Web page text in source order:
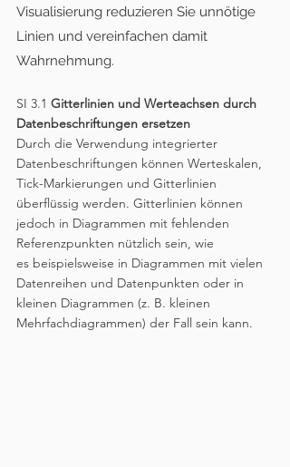
Visualisierung reduzieren Sie unnötige
Linien und vereinfachen damit
Wahrnehmung.
SI 3.1 Gitterlinien und Werteachsen durch
Datenbeschriftungen ersetzen
Durch die Verwendung integrierter
Datenbeschriftungen können Werteskalen,
Tick-Markierungen und Gitterlinien
überflüssig werden. Gitterlinien können
jedoch in Diagrammen mit fehlenden
Referenzpunkten nützlich sein, wie
es beispielsweise in Diagrammen mit vielen
Datenreihen und Datenpunkten oder in
kleinen Diagrammen (z. B. kleinen
Mehrfachdiagrammen) der Fall sein kann.